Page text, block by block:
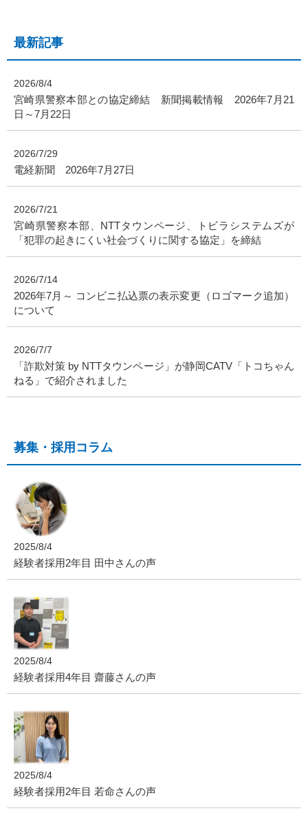
最新記事
2026/8/4
宮崎県警察本部との協定締結 新聞掲載情報 2026年7月21
日～7月22日
2026/7/29
電経新聞 2026年7月27日
2026/7/21
宮崎県警察本部、NTTタウンページ、トビラシステムズが
「犯罪の起きにくい社会づくりに関する協定」を締結
2026/7/14
2026年7月～ コンビニ払込票の表示変更（ロゴマーク追加）
について
2026/7/7
「詐欺対策 by NTTタウンページ」が静岡CATV「トコちゃん
ねる」で紹介されました
募集・採用コラム
2025/8/4
経験者採用2年目 田中さんの声
2025/8/4
経験者採用4年目 齋藤さんの声
2025/8/4
経験者採用2年目 若命さんの声